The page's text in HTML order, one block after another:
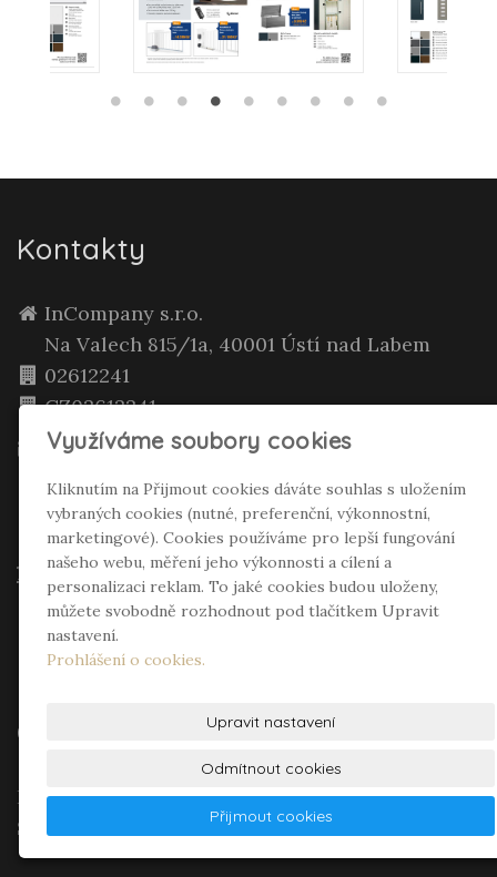
Kontakty
InCompany s.r.o.
Na Valech 815/1a, 40001 Ústí nad Labem
02612241
CZ02612241
info@incompany.cz
incompany.cz
+420 604 762 400
+420 777 223 957
3533775339/0800
vrata, dveře, zárubně, pohony, servis záruční
i pozáruční, montáž, opravy, zaměření
Oblíbené odkazy
Realitní makléř Gepard Renata Polívková
Seifertová
Využíváme soubory cookies
Kliknutím na Přijmout cookies dáváte souhlas s uložením
vybraných cookies (nutné, preferenční, výkonnostní,
marketingové). Cookies používáme pro lepší fungování
našeho webu, měření jeho výkonnosti a cílení a
personalizaci reklam. To jaké cookies budou uloženy,
můžete svobodně rozhodnout pod tlačítkem Upravit
nastavení.
Prohlášení o cookies.
Upravit nastavení
Odmítnout cookies
Přijmout cookies